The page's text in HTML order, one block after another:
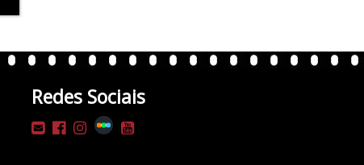
Redes Sociais